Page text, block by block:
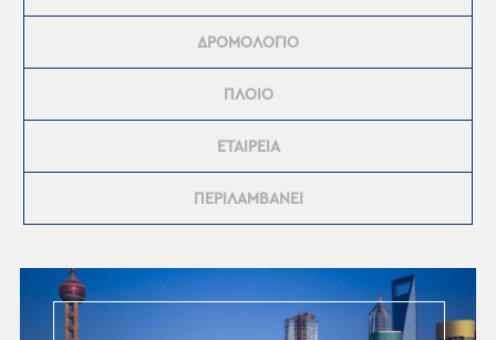
ΔΡΟΜΟΛΟΓΙΟ
ΠΛΟΙΟ
ΕΤΑΙΡΕΙΑ
ΠΕΡΙΛΑΜΒΑΝΕΙ